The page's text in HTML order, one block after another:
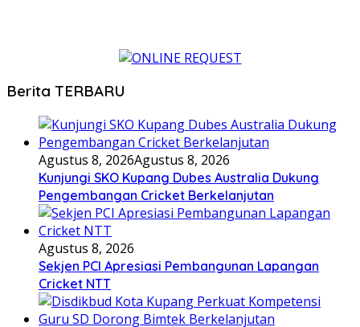
Berita TERBARU
Agustus 8, 2026Agustus 8, 2026
Kunjungi SKO Kupang Dubes Australia Dukung
Pengembangan Cricket Berkelanjutan
Agustus 8, 2026
Sekjen PCI Apresiasi Pembangunan Lapangan
Cricket NTT